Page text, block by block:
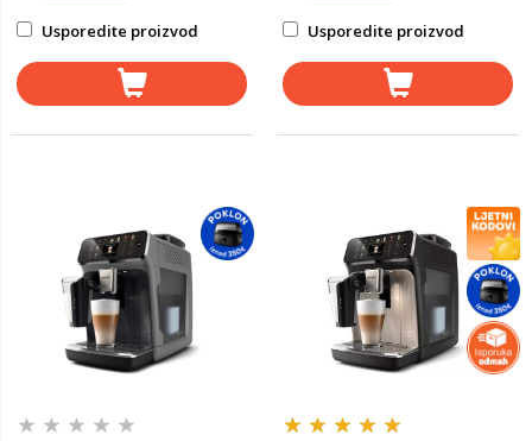
Usporedite proizvod Usporedite proizvod